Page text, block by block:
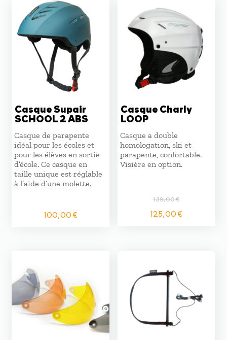
Casque Supair
SCHOOL 2 ABS
Casque de parapente
idéal pour les écoles et
pour les élèves en sortie
d’école. Ce casque en
taille unique est réglable
à l’aide d’une molette.
100,00€
Casque Charly
LOOP
Casque a double
homologation, ski et
parapente, confortable.
Visière en option.
139,00€
Le
prix
125,00€Le